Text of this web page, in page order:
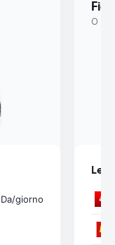
Da/giorno
O
Le